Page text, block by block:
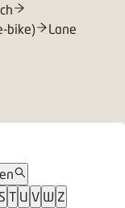
bike)
Lane
T U V W Z